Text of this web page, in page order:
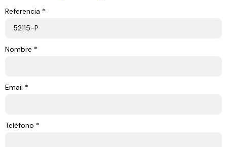
Referencia *
Nombre *
Email *
Teléfono *